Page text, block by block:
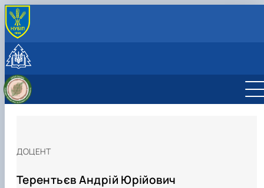
INTERNATIONAL ACTIVITY
QuantiFOR
Терентьєв Андрій Юрійович
ДОЦЕНТ